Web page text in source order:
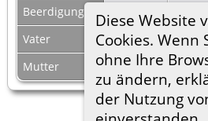
Diese Website
Cookies. Wenn
ohne Ihre
zu ändern,
der Nutzung
Beerdigung
Vater
Mutter